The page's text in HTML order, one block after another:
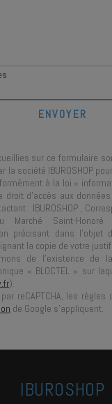
sur ce formulaire
la société IBUROSHOP
à la loi «
droit d'accès aux
: IBUROSHOP ,
Marché Saint-Honoré
précisant dans l’objet
la copie de votre
de l’existence de
« BLOCTEL » sur
).
reCAPTCHA, les règles
de Google s'appliquent.
IBUROSHOP